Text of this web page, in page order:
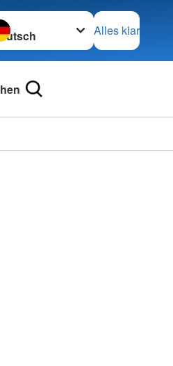
wechseln zu
Alles klar